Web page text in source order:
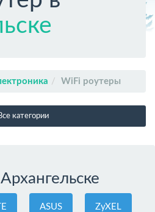
WiFi роутеры
категории
ASUS ZyXEL